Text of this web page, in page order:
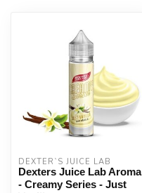
DEXTER`S JUICE LAB
Dexters Juice Lab Aroma
- Creamy Series - Just